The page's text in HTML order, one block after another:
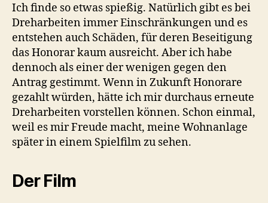
Ich finde so etwas spießig. Natürlich gibt es bei
Dreharbeiten immer Einschränkungen und es
entstehen auch Schäden, für deren Beseitigung
das Honorar kaum ausreicht. Aber ich habe
dennoch als einer der wenigen gegen den
Antrag gestimmt. Wenn in Zukunft Honorare
gezahlt würden, hätte ich mir durchaus erneute
Dreharbeiten vorstellen können. Schon einmal,
weil es mir Freude macht, meine Wohnanlage
später in einem Spielfilm zu sehen.
Der Film